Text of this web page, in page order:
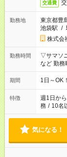
交通費
勤務地
東京都豊
池袋駅 /
株式会
勤務時間
▽サマソ
など 勤務時間はおおよその時間です。 作業状況により早上が
り、残業の可能性
だけ！ ・7:00～12:00 午後
曜日イベ
期間 1日～OK！
特徴 週1日か
務 / 10名
気になる！